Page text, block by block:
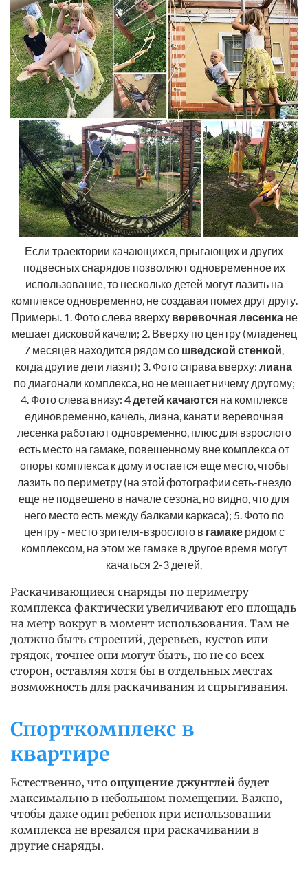
Если траектории качающихся, прыгающих и других
подвесных снарядов позволяют одновременное их
использование, то несколько детей могут лазить на
комплексе одновременно, не создавая помех друг другу.
Примеры. 1. Фото слева вверху веревочная лесенка не
мешает дисковой качели; 2. Вверху по центру (младенец
7 месяцев находится рядом со шведской стенкой,
когда другие дети лазят); 3. Фото справа вверху: лиана
по диагонали комплекса, но не мешает ничему другому;
4. Фото слева внизу: 4 детей качаются на комплексе
единовременно, качель, лиана, канат и веревочная
лесенка работают одновременно, плюс для взрослого
есть место на гамаке, повешенному вне комплекса от
опоры комплекса к дому и остается еще место, чтобы
лазить по периметру (на этой фотографии сеть-гнездо
еще не подвешено в начале сезона, но видно, что для
него место есть между балками каркаса); 5. Фото по
центру - место зрителя-взрослого в гамакерядом с
комплексом, на этом же гамаке в другое время могут
качаться 2-3 детей.
Раскачивающиеся снаряды по периметру
комплекса фактически увеличивают его площадь
на метр вокруг в момент использования. Там не
должно быть строений, деревьев, кустов или
грядок, точнее они могут быть, но не со всех
сторон, оставляя хотя бы в отдельных местах
возможность для раскачивания и спрыгивания.
Спорткомплекс в
квартире
Естественно, что ощущение джунглей будет
максимально в небольшом помещении. Важно,
чтобы даже один ребенок при использовании
комплекса не врезался при раскачивании в
другие снаряды.